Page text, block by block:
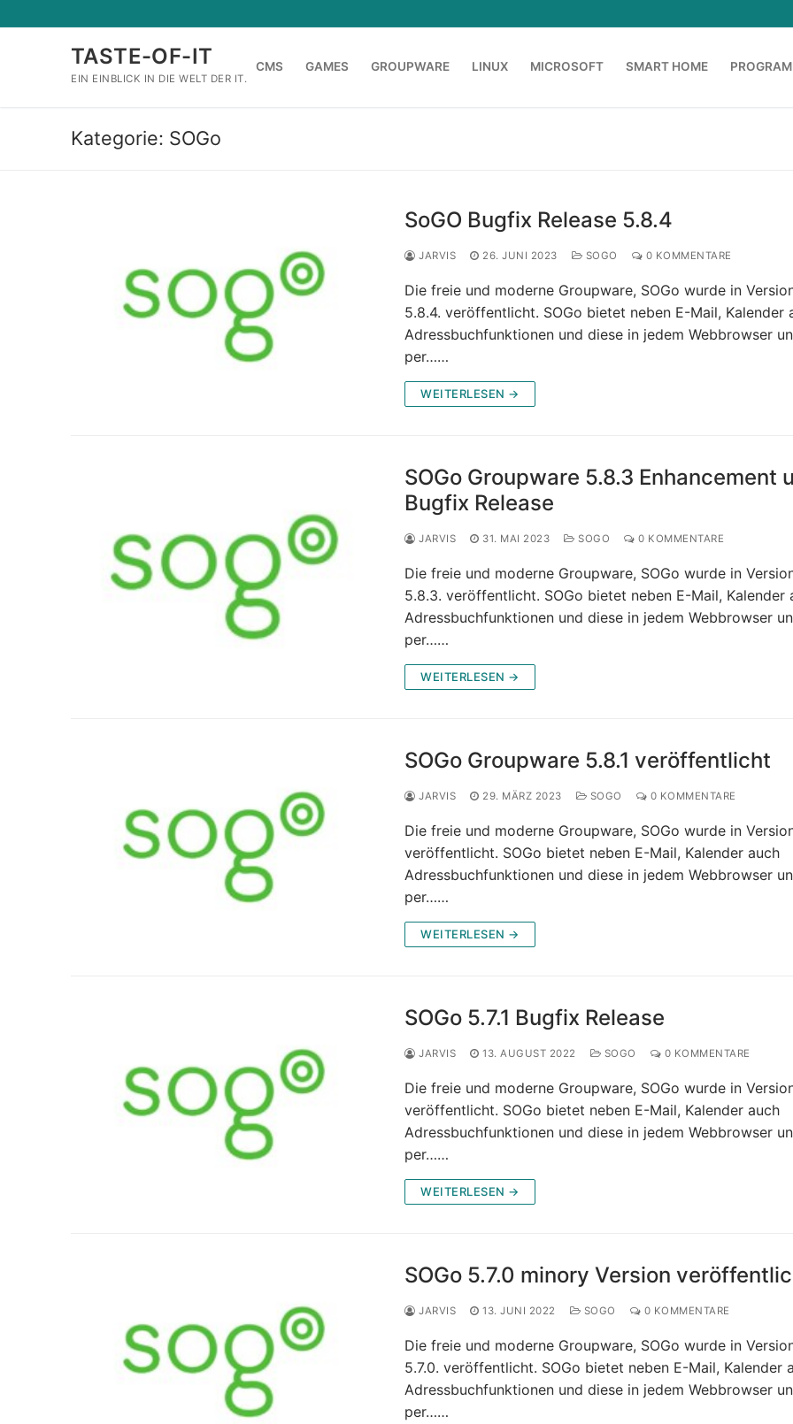
Inhalt
TASTE-OF-IT
EIN EINBLICK IN DIE WELT DER IT.
CMS GAMES GROUPWARE LINUX MICROSOFT SMART HOME
Kategorie: SOGo
SoGO Bugfix Release 5.8.4
JARVIS 26. JUNI 2023 SOGO 0 KOMMENTARE
Die freie und moderne Groupware, SOGo wurde in
5.8.4. veröffentlicht. SOGo bietet neben E-Mail, Kalender
Adressbuchfunktionen und diese in jedem Webbrowser
per……
WEITERLESEN →
SOGo Groupware 5.8.3 Enhancement
Bugfix Release
JARVIS 31. MAI 2023 SOGO 0 KOMMENTARE
Die freie und moderne Groupware, SOGo wurde in
5.8.3. veröffentlicht. SOGo bietet neben E-Mail, Kalender
Adressbuchfunktionen und diese in jedem Webbrowser
per……
WEITERLESEN →
SOGo Groupware 5.8.1 veröffentlicht
JARVIS 29. MÄRZ 2023 SOGO 0 KOMMENTARE
Die freie und moderne Groupware, SOGo wurde in
veröffentlicht. SOGo bietet neben E-Mail, Kalender auch
Adressbuchfunktionen und diese in jedem Webbrowser
per……
WEITERLESEN →
SOGo 5.7.1 Bugfix Release
JARVIS 13. AUGUST 2022 SOGO 0 KOMMENTARE
Die freie und moderne Groupware, SOGo wurde in
veröffentlicht. SOGo bietet neben E-Mail, Kalender auch
Adressbuchfunktionen und diese in jedem Webbrowser
per……
WEITERLESEN →
SOGo 5.7.0 minory Version
JARVIS 13. JUNI 2022 SOGO 0 KOMMENTARE
Die freie und moderne Groupware, SOGo wurde in
5.7.0. veröffentlicht. SOGo bietet neben E-Mail, Kalender
Adressbuchfunktionen und diese in jedem Webbrowser
per……